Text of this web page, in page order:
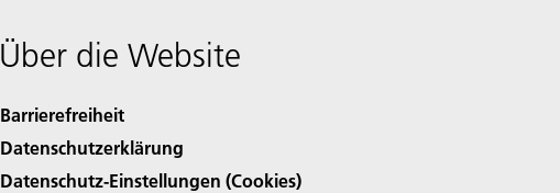
Über die Website
Barrierefreiheit
Datenschutzerklärung
Datenschutz-Einstellungen (Cookies)